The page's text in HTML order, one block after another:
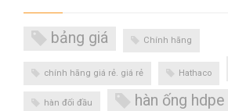
bảng giá Chính hãng
chính hãng giá rẻ. giá rẻ Hathaco
hàn đối đầu hàn ống hdpe